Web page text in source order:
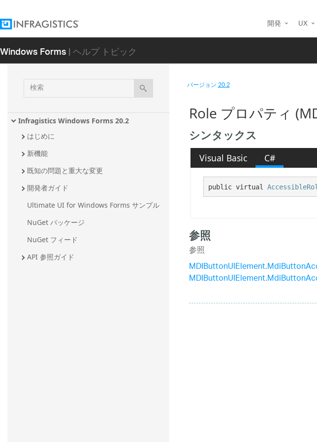
開発 UX
Windows Forms| ヘルプ トピック
検
索
Infragistics Windows Forms 20.2
はじめに
新機能
既知の問題と重大な変更
開発者ガイド
Ultimate UI for Windows Forms サンプル
NuGet パッケージ
NuGet フィード
API 参照ガイド
バージョン20.2
Role プロパティ
シンタックス
Visual Basic C#
public virtual
参照
参照